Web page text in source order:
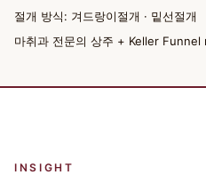
절개 방식: 겨드랑이절개 · 밑선절개
마취과 전문의 상주 + Keller
INSIGHT